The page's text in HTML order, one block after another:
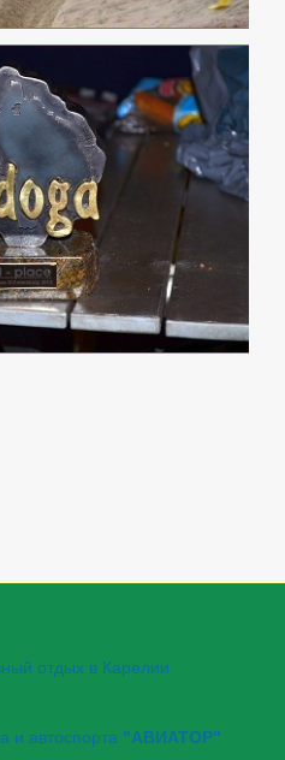
отдых в Карелии
и автоспорта "АВИАТОР"